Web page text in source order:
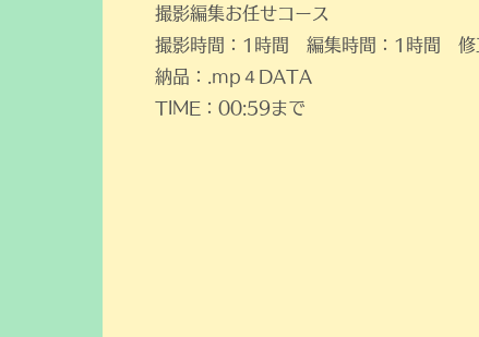
​撮影編集お任せコース
撮影時間：1時間 編集時間：1時間 修
納品：.mp４DATA
TIME：00:59まで